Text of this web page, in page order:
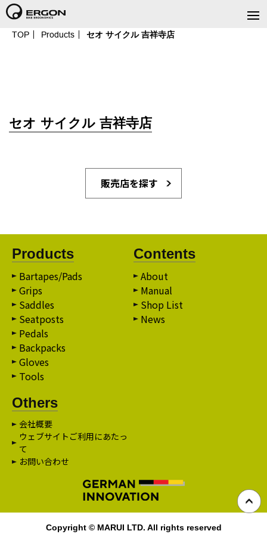
TOP Products セオ サイクル 吉祥寺店
セオ サイクル 吉祥寺店
販売店を探す
Products
Bartapes/Pads
Grips
Saddles
Seatposts
Pedals
Backpacks
Gloves
Tools
Contents
About
Manual
Shop List
News
Others
会社概要
ウェブサイトご利用にあたっ
て
お問い合わせ
Copyright © MARUI LTD. All rights reserved